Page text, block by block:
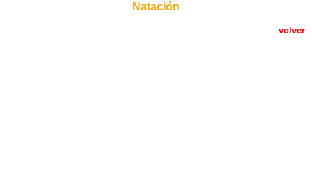
Natación
volver